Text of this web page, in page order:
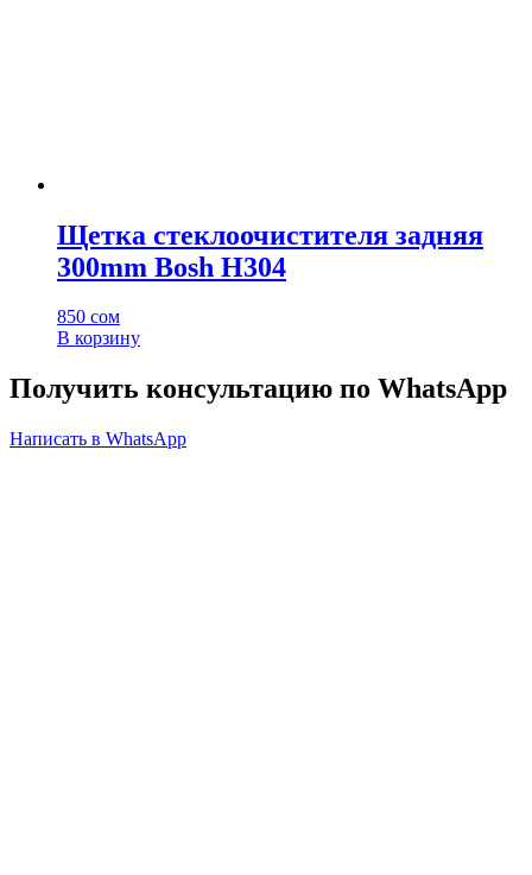
Щетка стеклоочистителя задняя
300mm Bosh H304
850 сом
В корзину
Получить консультацию по WhatsApp
Написать в WhatsApp